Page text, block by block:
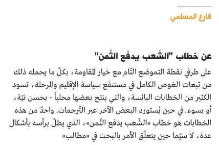
فارع المسلمي
عن خطاب "الشّعب يدفع الثّمن"
على طرفي نقطة التموضع التّام مع خيار المقاومة، بكلّ ما يحمله ذلك
من تبعات الغوص الكامل في مستنقع سياسة الإقليم والمرحلة، تسود
الكثير من الخطابات البائسة، والتي ينتج بعضها محلياً - بحسن نيّة،
أو بسوء ـ في حين يُستورد البعض الآخر عبر التّرجمات. واحدٌ من هذه
الخطابات هو خطاب «الشّعب يدفع الثّمن»، الذي يطلّ برأسه بأشكال
عدة، لا سيّما حين يتعلّق الأمر بالبحث في «مطالب»